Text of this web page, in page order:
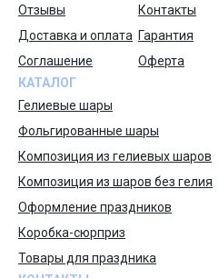
Отзывы
Контакты
Доставка и оплата Гарантия
Соглашение
Оферта
КАТАЛОГ
Гелиевые шары
Фольгированные шары
Композиция из гелиевых шаров
Композиция из шаров без гелия
Оформление праздников
Коробка-сюрприз
Товары для праздника